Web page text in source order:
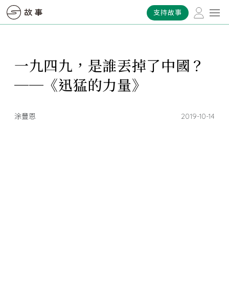
支持故事
一九四九，是誰丟掉了中國？
──《迅猛的力量》
涂豐恩 2019-10-14